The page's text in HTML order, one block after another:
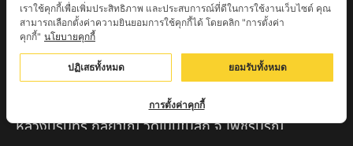
ครูบาทอง วัดก้อท่า จ.ลำพูน
ครูบาตุ๊เจ้าปู่หว่าหลิ่ง วิระทะโย วัดเวฬุวัน อ.เชียงดาว
จ.เชียงใหม่
ครูบาศรี สุจิตโต บ้านสบก๋ง จ.ลำปาง
หลวงปู่รินทร์ กลฺยาโณ วัดเนินโบสถ์ จ.เพชรบูรณ์
เราใช้คุกกี้เพื่อเพิ่มประสิทธิภาพ และประสบการณ์ที่ดีในการใช้งานเว็บไซต์ คุณ
สามารถเลือกตั้งค่าความยินยอมการใช้คุกกี้ได้ โดยคลิก "การตั้งค่า
คุกกี้" นโยบายคุกกี้
ปฏิเสธทั้งหมด ยอมรับทั้งหมด
การตั้งค่าคุกกี้